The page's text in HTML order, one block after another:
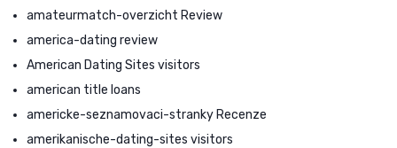
amateurmatch-overzicht Review
america-dating review
American Dating Sites visitors
american title loans
americke-seznamovaci-stranky Recenze
amerikanische-dating-sites visitors